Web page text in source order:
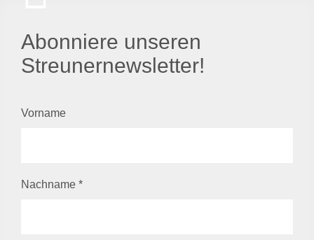
Abonniere unseren
Streunernewsletter!
Vorname
Nachname *